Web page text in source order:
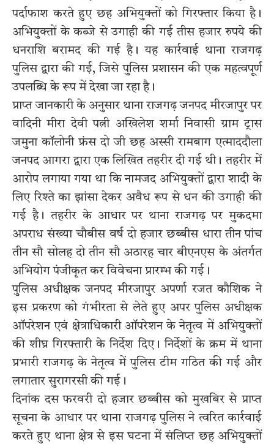
पर्दाफाश करते हुए छह अभियुक्तों को गिरफ्तार किया है।
अभियुक्तों के कब्जे से उगाही की गई तीस हजार रुपये की
धनराशि बरामद की गई है। यह कार्रवाई थाना राजगढ़
पुलिस द्वारा की गई, जिसे पुलिस प्रशासन की एक महत्वपूर्ण
उपलब्धि के रूप में देखा जा रहा है।
प्राप्त जानकारी के अनुसार थाना राजगढ़ जनपद मीरजापुर पर
वादिनी मीरा देवी पत्नी अखिलेश शर्मा निवासी ग्राम ट्रास
जमुना कॉलोनी फ्रंस दो जी छह अस्सी रामबाग एत्माददौला
जनपद आगरा द्वारा एक लिखित तहरीर दी गई थी। तहरीर में
आरोप लगाया गया था कि नामजद अभियुक्तों द्वारा शादी के
लिए रिश्ते का झांसा देकर अवैध रूप से धन की उगाही की
गई है। तहरीर के आधार पर थाना राजगढ़ पर मुकदमा
अपराध संख्या चौबीस वर्ष दो हजार छब्बीस धारा तीन पांच
तीन सौ सोलह दो तीन सौ अठारह चार बीएनएस के अंतर्गत
अभियोग पंजीकृत कर विवेचना प्रारम्भ की गई।
पुलिस अधीक्षक जनपद मीरजापुर अपर्णा रजत कौशिक ने
इस प्रकरण को गंभीरता से लेते हुए अपर पुलिस अधीक्षक
ऑपरेशन एवं क्षेत्राधिकारी ऑपरेशन के नेतृत्व में अभियुक्तों
की शीघ्र गिरफ्तारी के निर्देश दिए। निर्देशों के क्रम में थाना
प्रभारी राजगढ़ के नेतृत्व में पुलिस टीम गठित की गई और
लगातार सुरागरसी की गई।
दिनांक दस फरवरी दो हजार छब्बीस को मुखबिर से प्राप्त
सूचना के आधार पर थाना राजगढ़ पुलिस ने त्वरित कार्रवाई
करते हुए थाना क्षेत्र से इस घटना में संलिप्त छह अभियुक्तों